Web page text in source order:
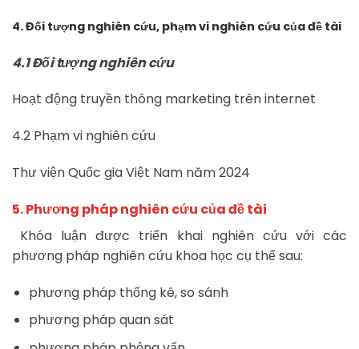
4. Đối tượng nghiên cứu, phạm vi nghiên cứu của đề tài
4.1 Đối tượng nghiên cứu
Hoạt động truyền thông marketing trên internet
4.2 Phạm vi nghiên cứu
Thư viện Quốc gia Việt Nam năm 2024
5. Phương pháp nghiên cứu của đề tài
Khóa luận được triển khai nghiên cứu với các
phương pháp nghiên cứu khoa học cụ thể sau:
phương pháp thống kê, so sánh
phương pháp quan sát